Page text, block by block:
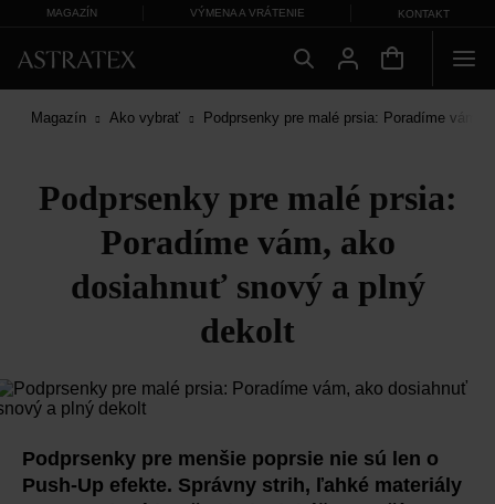
MAGAZÍN VÝMENA A VRÁTENIE KONTAKT
Magazín Ako vybrať Podprsenky pre malé prsia: Poradíme vám,
Podprsenky pre malé prsia:
Poradíme vám, ako
dosiahnuť snový a plný
dekolt
Podprsenky pre menšie poprsie nie sú len o
Push-Up efekte. Správny strih, ľahké materiály